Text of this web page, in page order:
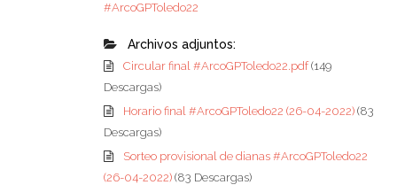
#ArcoGPToledo22
Archivos adjuntos:
Circular final #ArcoGPToledo22.pdf(149
Descargas)
Horario final #ArcoGPToledo22 (26-04-2022) (83
Descargas)
Sorteo provisional de dianas #ArcoGPToledo22
(26-04-2022) (83 Descargas)